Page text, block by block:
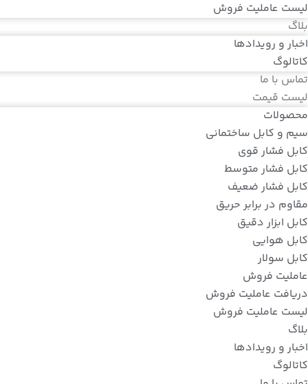
لیست عاملیت فروش
بلاگ
اخبار و رویدادها
کاتالوگ
تماس با ما
لیست قیمت
محصولات
سیم و کابل ساختمانی
کابل فشار قوی
کابل فشار متوسط
کابل فشار ضعیف
مقاوم در برابر حریق
کابل ابزار دقیق
کابل هوایی
کابل سولار
عاملیت فروش
دریافت عاملیت فروش
لیست عاملیت فروش
بلاگ
اخبار و رویدادها
کاتالوگ